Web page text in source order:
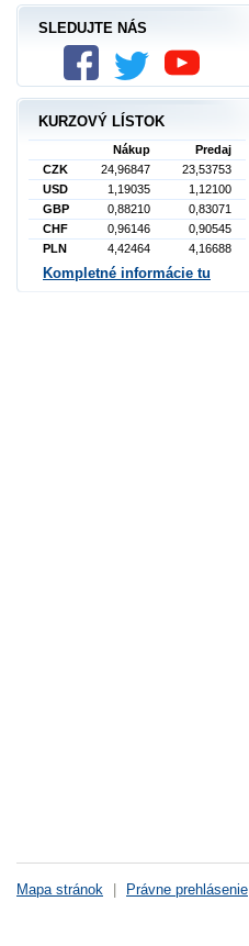
SLEDUJTE NÁS
KURZOVÝ LÍSTOK
Nákup
Predaj
CZK
24,96847
23,53753
USD
1,19035
1,12100
GBP
0,88210
0,83071
CHF
0,96146
0,90545
PLN
4,42464 4,16688
Kompletné informácie tu
Mapa stránok Právne prehlásenie